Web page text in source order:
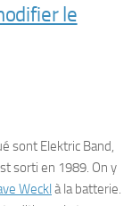
le
sont Elektric Band,
sorti en 1989. On y
Weckl à la batterie.